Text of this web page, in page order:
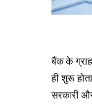
बैंक के
ही शुरू
सरकारी